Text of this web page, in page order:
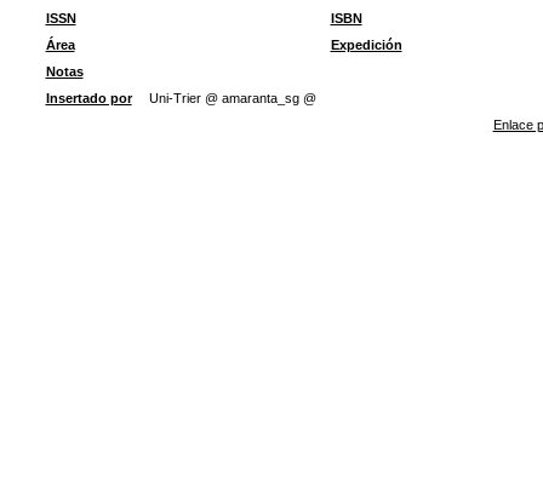
ISSN
ISBN
Área
Expedición
Notas
Insertado por
Uni-Trier @ amaranta_sg @
Enlace